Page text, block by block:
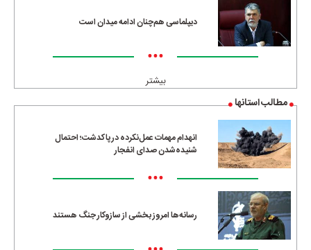
دیپلماسی هم‌چنان ادامه میدان است
•••
بیشتر
مطالب استانها
انهدام مهمات عمل‌نکرده در پاکدشت؛ احتمال
شنیده‌شدن صدای انفجار
•••
رسانه‌ها امروز بخشی از سازوکار جنگ هستند